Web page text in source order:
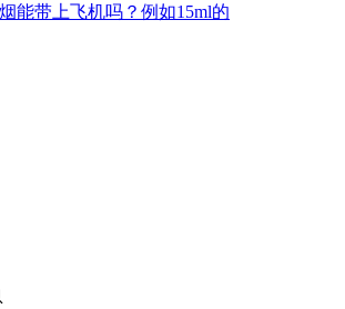
能带上飞机吗？例如15ml的